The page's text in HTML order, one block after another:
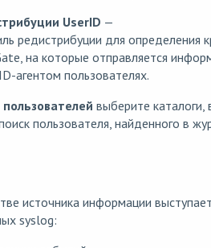
UserID —
редистрибуции для определения
на которые отправляется
агентом пользователях.
выберите каталоги,
пользователя, найденного в
источника информации
syslog: